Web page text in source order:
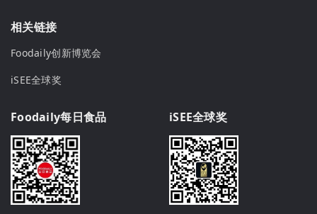
相关链接
Foodaily创新博览会
iSEE全球奖
Foodaily每日食品 iSEE全球奖